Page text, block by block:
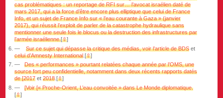
cas problématiques : un reportage de RFI sur… l’avocat israélien daté de
mars 2017, qui a la force d’être encore plus elliptique que celui de France
Info, et un sujet de France Info sur « l’eau courante à Gaza » (janvier
2017), qui réussit l’exploit de parler de la catastrophe hydraulique sans
mentionner une seule fois le blocus ou la destruction des infrastructures par
l’armée israélienne.[⇧]
Sur ce sujet qui dépasse la critique des médias, voir l’article de BDS et
celui d’Amnesty International .[⇧]
Des « performances » pourtant relatées chaque année par l’OMS, une
source fort peu confidentielle, notamment dans deux récents rapports datés
de [2017 et2018.[⇧]
[Voir [« Proche-Orient, L’eau convoitée » dans Le Monde diplomatique.
[⇧]